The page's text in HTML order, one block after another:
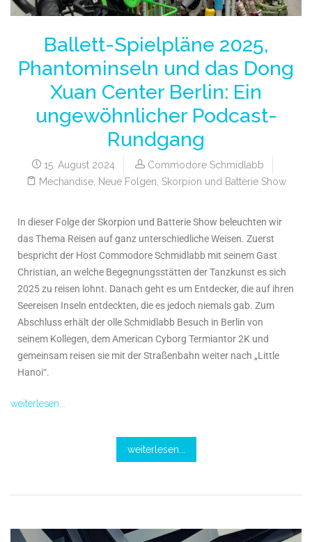
Ballett-Spielpläne 2025,
Phantominseln und das Dong
Xuan Center Berlin: Ein
ungewöhnlicher Podcast-
Rundgang
15. August 2024
Commodore Schmidlabb
Mechandise, Neue Folgen Skorpion und Batterie Show
In dieser Folge der Skorpion und Batterie Show beleuchten wir
das Thema Reisen auf ganz unterschiedliche Weisen. Zuerst
bespricht der Host Commodore Schmidlabb mit seinem Gast
Christian, an welche Begegnungsstätten der Tanzkunst es sich
2025 zu reisen lohnt. Danach geht es um Entdecker, die auf ihren
Seereisen Inseln entdeckten, die es jedoch niemals gab. Zum
Abschluss erhält der olle Schmidlabb Besuch in Berlin von
seinem Kollegen, dem American Cyborg Termiantor 2K und
gemeinsam reisen sie mit der Straßenbahn weiter nach „Little
Hanoi“.
weiterlesen...
weiterlesen...